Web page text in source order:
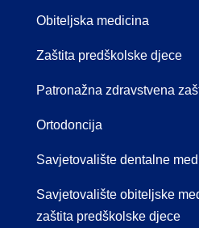
Obiteljska medicina
Zaštita predškolske djece
Patronažna zdravstvena
Ortodoncija
Savjetovalište dentalne
Savjetovalište obiteljske
zaštita predškolske djece